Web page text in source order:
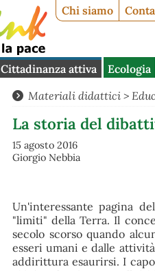
Chi siamo
Cittadinanza attiva Ecologia
Materiali didattici >
La storia del
15 agosto 2016
Giorgio Nebbia
Un'interessante pagina
"limiti" della Terra. Il
secolo scorso quando
esseri umani e dalle
addirittura esaurirsi. I